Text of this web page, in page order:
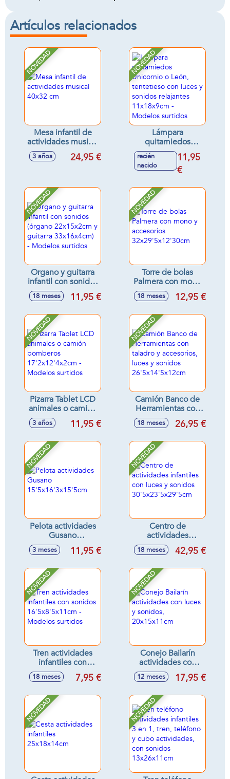
Artículos relacionados
NOVEDAD
Mesa infantil de
actividades musical
40x32 cm
3 años 24,95 €
NOVEDAD
Lámpara
quitamiedos
Unicornio o León,
tentetieso con
luces y sonidos
11x18x9cm -
Modelos surtidos
recién
nacido
11,95
€
NOVEDAD
Órgano y guitarra
infantil con sonidos
(órgano
22x15x2cm y
33x16x4cm) -
Modelos surtidos
18 meses 11,95 €
NOVEDAD
Torre de bolas
Palmera con mono
y accesorios
32x29'5x12'30cm
18 meses 12,95 €
NOVEDAD
Pizarra Tablet LCD
animales o camión
bomberos
17'2x12'4x2cm -
3 años 11,95 €
NOVEDAD
Camión Banco de
Herramientas con
taladro y
accesorios, luces y
26'5x14'5x12cm
18 meses 26,95 €
NOVEDAD
Pelota actividades
Gusano
15'5x16'3x15'5cm
3 meses 11,95 €
NOVEDAD
Centro de
actividades
infantiles con luces
y sonidos
18 meses 42,95 €
NOVEDAD
Tren actividades
infantiles con
sonidos
16'5x8'5x11cm -
18 meses 7,95 €
NOVEDAD
Conejo Bailarín
actividades con
luces y sonidos,
20x15x11cm
12 meses 17,95 €
NOVEDAD NOVEDAD